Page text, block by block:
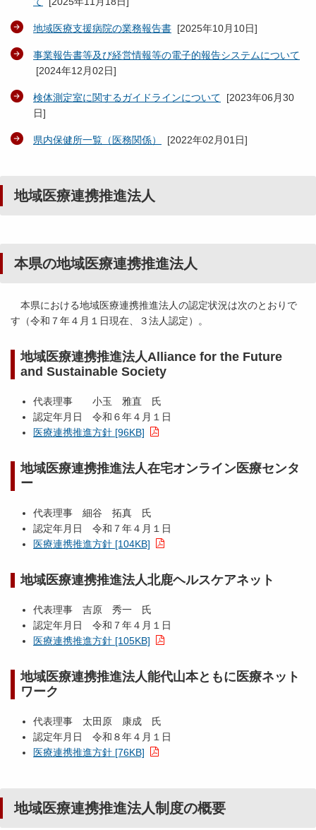
地域医療支援病院の業務報告書 [2025年10月10日]
事業報告書等及び経営情報等の電子的報告システムについて
[2024年12月02日]
検体測定室に関するガイドラインについて [2023年06月30
日]
県内保健所一覧（医務関係） [2022年02月01日]
地域医療連携推進法人
本県の地域医療連携推進法人
本県における地域医療連携推進法人の認定状況は次のとおりで
す（令和７年４月１日現在、３法人認定）。
地域医療連携推進法人Alliance for the Future
and Sustainable Society
代表理事 小玉 雅直 氏
認定年月日 令和６年４月１日
医療連携推進方針 [96KB]
地域医療連携推進法人在宅オンライン医療センタ
ー
代表理事 細谷 拓真 氏
認定年月日 令和７年４月１日
医療連携推進方針 [104KB]
地域医療連携推進法人北鹿ヘルスケアネット
代表理事 吉原 秀一 氏
認定年月日 令和７年４月１日
医療連携推進方針 [105KB]
地域医療連携推進法人能代山本ともに医療ネット
ワーク
代表理事 太田原 康成 氏
認定年月日 令和８年４月１日
医療連携推進方針 [76KB]
地域医療連携推進法人制度の概要